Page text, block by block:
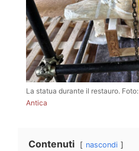
La statua durante il restauro. Foto:
Antica
Contenuti nascondi